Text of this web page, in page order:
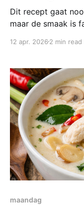
Dit recept gaat
maar de smaak is
die gewoon heel
bij de Turk maar
12 apr. 2026 2 min read
maandag